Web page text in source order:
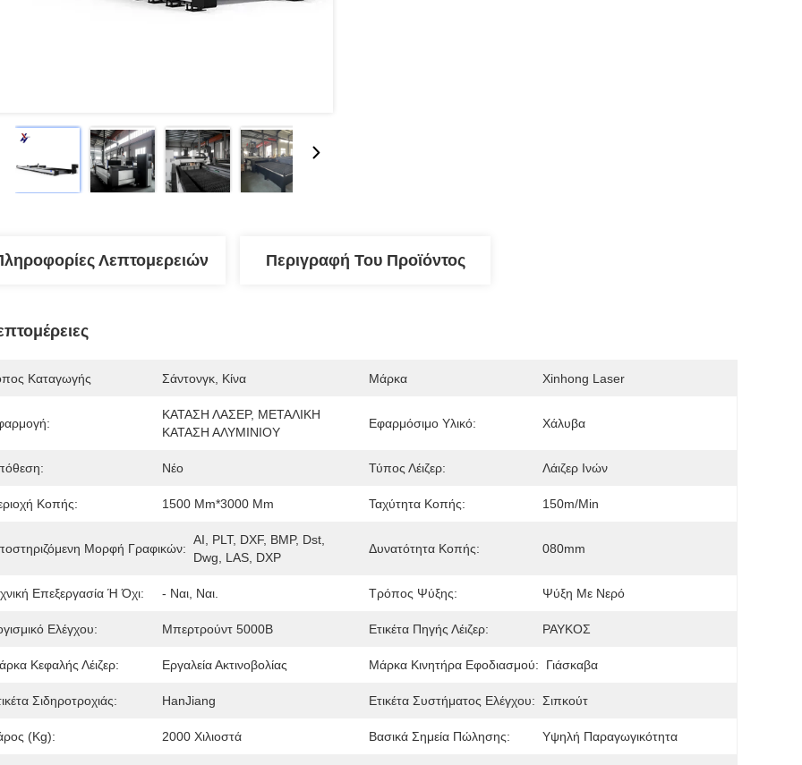
Λεπτομερειών Περιγραφή Του Προϊόντος
Καταγωγής Σάντονγκ, Κίνα Μάρκα Xinhong Laser
ΚΑΤΑΣΗ ΛΑΣΕΡ, ΜΕΤΑΛΙΚΗ
ΚΑΤΑΣΗ ΑΛΥΜΙΝΙΟΥ
Εφαρμόσιμο Υλικό: Χάλυβα
Νέο Τύπος Λέιζερ: Λάιζερ Ινών
Κοπής: 1500 Mm*3000 Mm Ταχύτητα Κοπής: 150m/min
Μορφή Γραφικών:
AI, PLT, DXF, BMP, Dst,
Dwg, LAS, DXP
Δυνατότητα Κοπής: 080mm
Επεξεργασία Ή Όχι: - Ναι, Ναι. Τρόπος Ψύξης: Ψύξη Με Νερό
Ελέγχου: Μπερτρούντ 5000Β Ετικέτα Πηγής Λέιζερ: ΡΑΥΚΟΣ
Κεφαλής Λέιζερ: Εργαλεία Ακτινοβολίας Μάρκα Κινητήρα Εφοδιασμού: Γιάσκαβα
Σιδηροτροχιάς: HanJiang Ετικέτα Συστήματος Ελέγχου: Σιπκούτ
(kg): 2000 Χιλιοστά Βασικά Σημεία Πώλησης: Υψηλή Παραγωγικότητα